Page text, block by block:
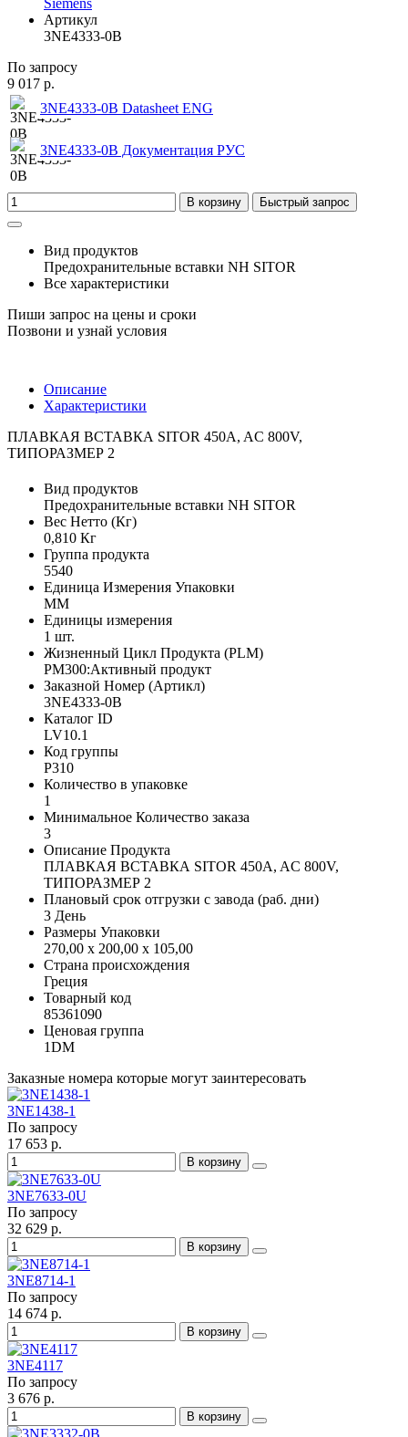
Артикул
3NE4333-0B
По запросу
9 017 р.
3NE4333-0B Datasheet ENG
3NE4333-0B Документация РУС
В корзину Быстрый запрос
Вид продуктов
Предохранительные вставки NH SITOR
Все характеристики
Пиши запрос на цены и сроки
Позвони и узнай условия
Описание
Характеристики
ПЛАВКАЯ ВСТАВКА SITOR 450A, AC 800V,
ТИПОРАЗМЕР 2
Вид продуктов
Предохранительные вставки NH SITOR
Вес Нетто (Кг)
0,810 Кг
Группа продукта
5540
Единица Измерения Упаковки
MM
Единицы измерения
1 шт.
Жизненный Цикл Продукта (PLM)
PM300:Активный продукт
Заказной Номер (Артикл)
3NE4333-0B
Каталог ID
LV10.1
Код группы
P310
Количество в упаковке
1
Минимальное Количество заказа
3
Описание Продукта
ПЛАВКАЯ ВСТАВКА SITOR 450A, AC 800V,
ТИПОРАЗМЕР 2
Плановый срок отгрузки с завода (раб. дни)
3 День
Размеры Упаковки
270,00 x 200,00 x 105,00
Страна происхождения
Греция
Товарный код
85361090
Ценовая группа
1DM
Заказные номера которые могут заинтересовать
3NE1438-1
По запросу
17 653 р.
В корзину
3NE7633-0U
По запросу
32 629 р.
В корзину
3NE8714-1
По запросу
14 674 р.
В корзину
3NE4117
По запросу
3 676 р.
В корзину